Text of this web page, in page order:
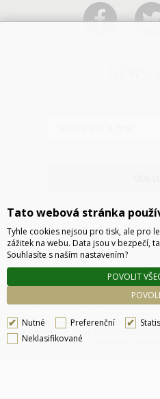
Technické řešení © 2026 CyberSoft
Podle zákona o evidenci tržeb je prodávající
je povinen zaevidovat přijatou tržbu u
Tato webová stránka
Tyhle cookies nejsou pro tisk, ale pro
zážitek na webu. Data jsou v bezpečí,
Souhlasíte s naším nastavením?
POVOLIT
Nutné Preferenční
Neklasifikované